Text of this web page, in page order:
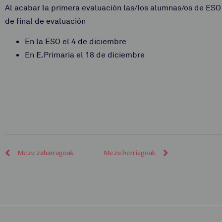
Al acabar la primera evaluación las/los alumnas/os de
de final de evaluación
En la ESO el 4 de diciembre
En E.Primaria el 18 de diciembre
Mezu zaharragoak Mezu berriagoak